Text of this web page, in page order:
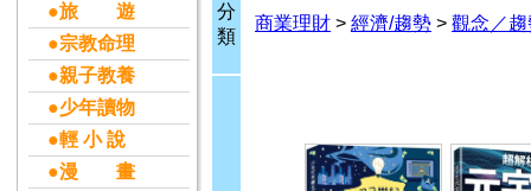
●旅 遊
●宗教命理
●親子教養
●少年讀物
●輕 小 說
●漫 畫
分
類
商業理財 > 經濟/趨勢 > 觀念／趨